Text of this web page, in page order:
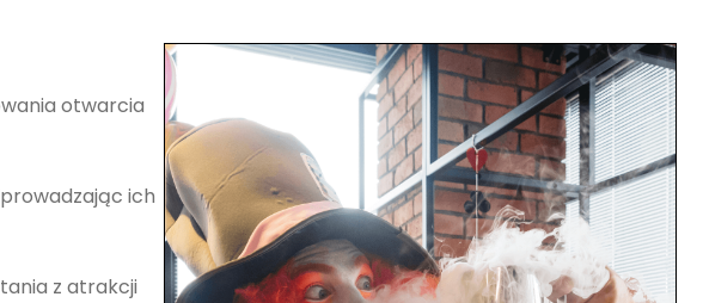
otwarcia
ich
z atrakcji